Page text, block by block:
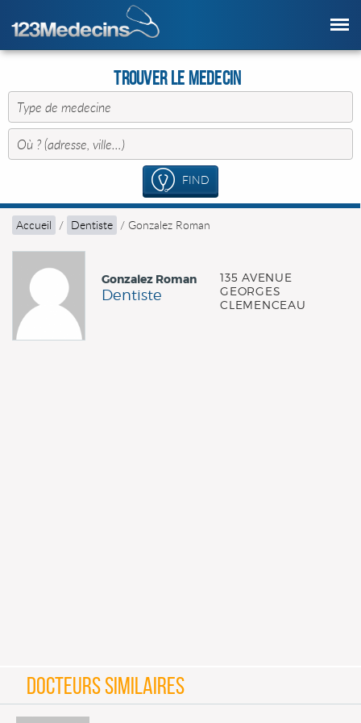
Trouver le Medecin
FIND
Accueil / Dentiste / Gonzalez Roman
Gonzalez Roman
Dentiste
135 AVENUE
GEORGES
CLEMENCEAU
DOCTEURS SIMILAIRES